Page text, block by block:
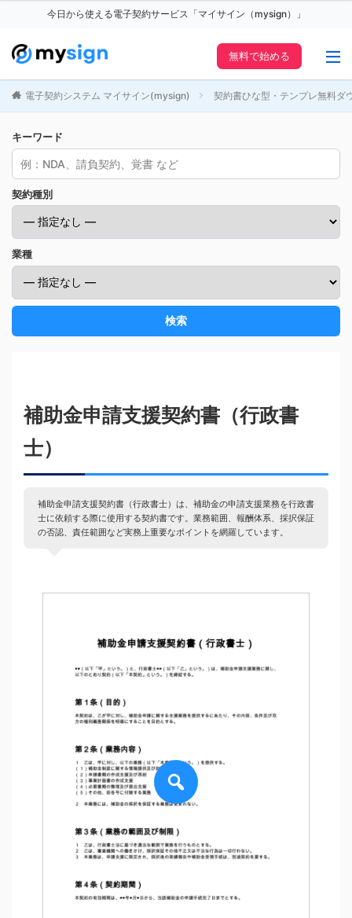
今日から使える電子契約サービス「マイサイン（mysign）」
無料で始める
電子契約システム マイサイン(mysign) 契約書ひな型・テンプレ無料ダ
キーワード
契約種別
業種
検索
補助金申請支援契約書（行政書
士）
補助金申請支援契約書（行政書士）は、補助金の申請支援業務を行政書
士に依頼する際に使用する契約書です。業務範囲、報酬体系、採択保証
の否認、責任範囲など実務上重要なポイントを網羅しています。